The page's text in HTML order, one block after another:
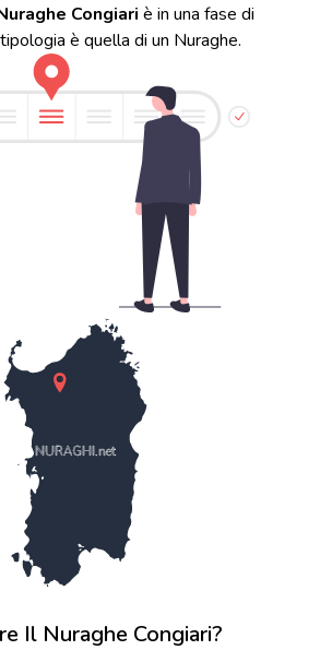
Congiari è in una fase di
è quella di un Nuraghe.
NURAGHI.net
Il Nuraghe Congiari?